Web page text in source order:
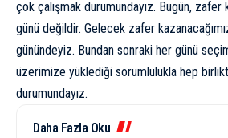
çok çalışmak durumundayız. Bugün, zafer
günü değildir. Gelecek zafer
günündeyiz. Bundan sonraki her günü
üzerimize yüklediği sorumlulukla hep
durumundayız.
Daha Fazla Oku